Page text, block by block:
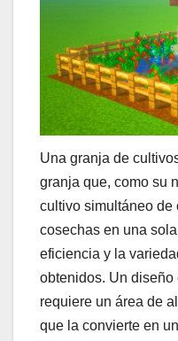
Una granja de
granja que, como su
cultivo simultáneo de
cosechas en una
eficiencia y la
obtenidos. Un diseño
requiere un área de
que la convierte en